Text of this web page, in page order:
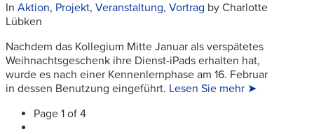
In Aktion, Projekt, Veranstaltung, Vortrag by Charlotte
Lübken
Nachdem das Kollegium Mitte Januar als verspätetes
Weihnachtsgeschenk ihre Dienst-iPads erhalten hat,
wurde es nach einer Kennenlernphase am 16. Februar
in dessen Benutzung eingeführt. Lesen Sie mehr ➤
Page 1 of 4